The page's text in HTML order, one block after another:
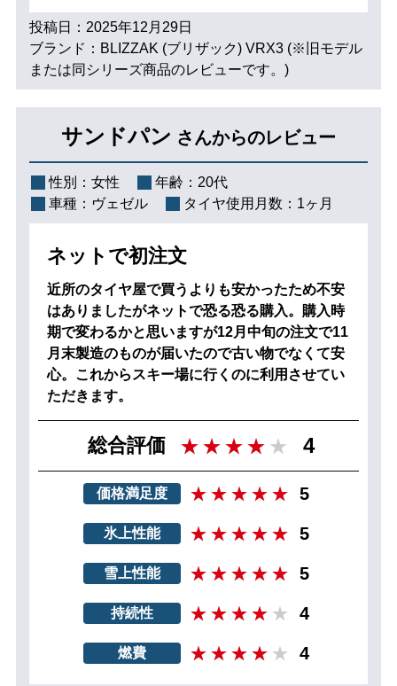
投稿日：2025年12月29日
ブランド：BLIZZAK (ブリザック) VRX3 (※旧モデル
または同シリーズ商品のレビューです。)
サンドパン さんからのレビュー
性別： 女性 年齢： 20代
車種： ヴェゼル タイヤ使用月数： 1ヶ月
ネットで初注文
近所のタイヤ屋で買うよりも安かったため不安
はありましたがネットで恐る恐る購入。購入時
期で変わるかと思いますが12月中旬の注文で11
月末製造のものが届いたので古い物でなくて安
心。これからスキー場に行くのに利用させてい
ただきます。
総合評価 4
価格満足度 5
氷上性能 5
雪上性能 5
持続性 4
燃費 4